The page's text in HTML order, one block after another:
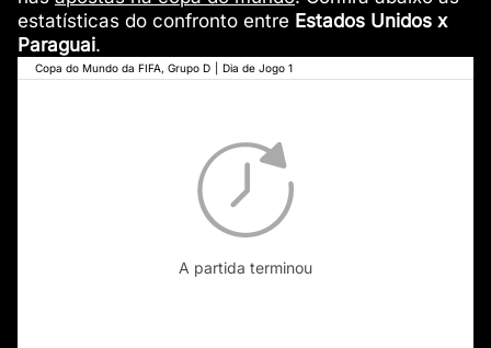
estatísticas do confronto entre Estados Unidos x
Paraguai.
Copa do Mundo da FIFA, Grupo D Dia de Jogo 1
A partida terminou